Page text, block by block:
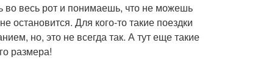
во весь рот и понимаешь, что не можешь
остановится. Для кого-то такие поездки
но, это не всегда так. А тут еще такие
размера!